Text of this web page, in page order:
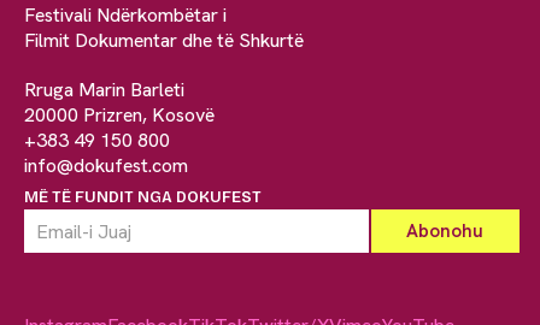
Festivali Ndërkombëtar i
Filmit Dokumentar dhe të Shkurtë
Rruga Marin Barleti
20000 Prizren, Kosovë
+383 49 150 800
info@dokufest.com
MË TË FUNDIT NGA DOKUFEST